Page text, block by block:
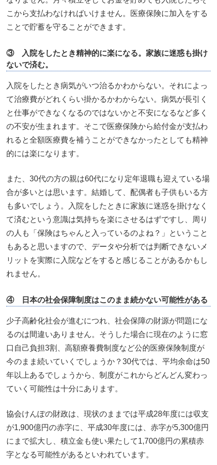
こから支払わなければいけません。医療保険に加入をする
ことで貯蓄を守ることができます。
③ 入院をしたとき精神的に楽になる。家族に迷惑も掛け
ないで済む。
入院をしたとき病気がいつ治るかわからない。それによっ
て治療費がどれくらい掛かるかわからない。病気が長引く
と仕事ができなくなるのではないかと不安になるなど多く
の不安が生まれます。そこで医療保険から給付金が支払わ
れると全額医療費を補うことができなかったとしても精神
的には楽になります。
また、30代の方の親は60代になり定年退職も迎えている場
合が多いとは思います。結婚して、配偶者も子供もいる方
も多いでしょう。入院をしたときに家族に迷惑を掛けなく
て済むという意識は気持ちを楽にさせるはずですし、周り
の人も「保険はちゃんと入っているのよね？」ということ
もあると思いますので、データや分析では判断できないメ
リットを実際に入院などをすると感じることがあるかもし
れません。
④ 日本の社会保障制度はこのまま続かない可能性がある
少子高齢化社会が進むにつれ、社会保障の財源が問題にな
るのは間違いありません。そうした場合に現在のように窓
口自己負担3割、高額療養費制度など公的医療保険制度が
今のまま続いていくでしょうか？30代では、平均余命は50
年以上あるでしょうから、制度がこれからどんどん変わっ
ていく可能性は十分にあります。
協会けんぽの財政は、現状のままでは平成28年度には収支
が1,900億円の赤字に、平成30年度には、赤字が5,300億円
にまで拡大し、積立金も使い果たして1,700億円の累積赤
字となる可能性があるといわれています。